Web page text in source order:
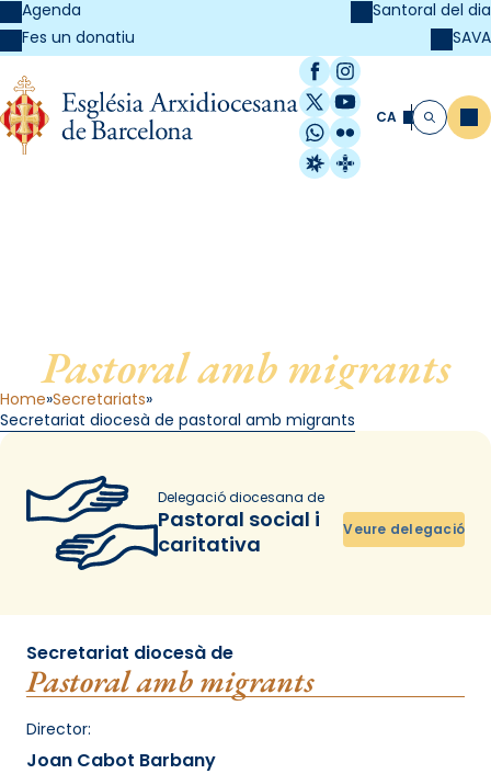
Agenda
Fes un donatiu
Santoral del dia
SAVA
Facebook
Instagram
X / Twitter
YouTube
WhatsApp
Flickr
Radio Estel
Catalunya
CA Cerca
Pastoral amb migrants
Home Secretariats
Secretariat diocesà de pastoral amb migrants
Delegació diocesana de
Pastoral social i
caritativa
Veure delegació
Secretariat diocesà de
Pastoral amb migrants
Director:
Joan Cabot Barbany